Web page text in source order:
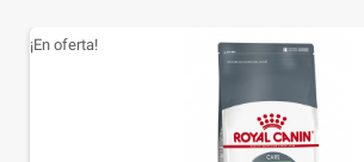
¡En oferta!